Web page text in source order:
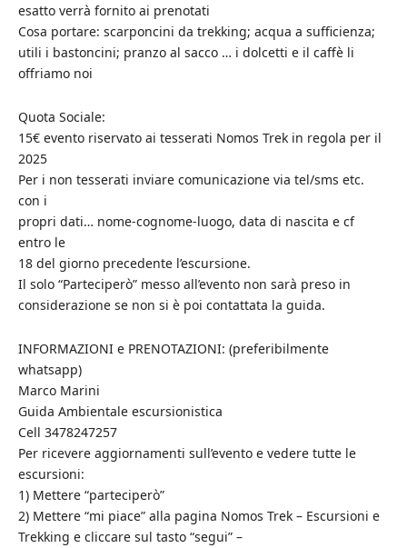
esatto verrà fornito ai prenotati
Cosa portare: scarponcini da trekking; acqua a sufficienza;
utili i bastoncini; pranzo al sacco … i dolcetti e il caffè li
offriamo noi
Quota Sociale:
15€ evento riservato ai tesserati Nomos Trek in regola per il
2025
Per i non tesserati inviare comunicazione via tel/sms etc.
con i
propri dati… nome-cognome-luogo, data di nascita e cf
entro le
18 del giorno precedente l’escursione.
Il solo “Parteciperò” messo all’evento non sarà preso in
considerazione se non si è poi contattata la guida.
INFORMAZIONI e PRENOTAZIONI: (preferibilmente
whatsapp)
Marco Marini
Guida Ambientale escursionistica
Cell 3478247257
Per ricevere aggiornamenti sull’evento e vedere tutte le
escursioni:
1) Mettere “parteciperò”
2) Mettere “mi piace” alla pagina Nomos Trek – Escursioni e
Trekking e cliccare sul tasto “segui” –